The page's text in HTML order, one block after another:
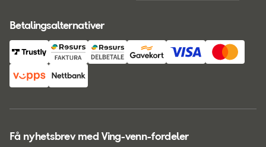
Betalingsalternativer
Få nyhetsbrev med Ving-venn-fordeler